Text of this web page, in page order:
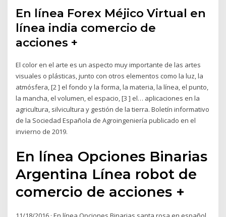
En línea Forex Méjico Virtual en
línea india comercio de
acciones +
El color en el arte es un aspecto muy importante de las artes
visuales o plásticas, junto con otros elementos como la luz, la
atmósfera, [2 ] el fondo y la forma, la materia, la línea, el punto,
la mancha, el volumen, el espacio, [3 ] el… aplicaciones en la
agricultura, silvicultura y gestión de la tierra. Boletín informativo
de la Sociedad Española de Agroingeniería publicado en el
invierno de 2019.
En línea Opciones Binarias
Argentina Línea robot de
comercio de acciones +